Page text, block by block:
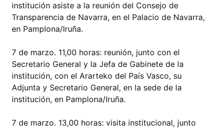
institución asiste a la reunión del Consejo de
Transparencia de Navarra, en el Palacio de Navarra,
en Pamplona/Iruña.
7 de marzo. 11,00 horas: reunión, junto con el
Secretario General y la Jefa de Gabinete de la
institución, con el Ararteko del País Vasco, su
Adjunta y Secretario General, en la sede de la
institución, en Pamplona/Iruña.
7 de marzo. 13,00 horas: visita institucional, junto